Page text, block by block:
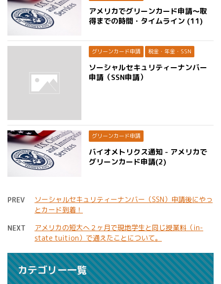
アメリカでグリーンカード申請〜取
得までの時間・タイムライン (11)
グリーンカード申請 税金・年金・SSN
ソーシャルセキュリティーナンバー
申請（SSN申請）
グリーンカード申請
バイオメトリクス通知 - アメリカで
グリーンカード申請(2)
PREV
ソーシャルセキュリティーナンバー（SSN）申請後にやっ
とカード到着！
NEXT
アメリカの短大へ２ヶ月で現地学生と同じ授業料（in-
state tuition）で通えたことについて。
カテゴリー一覧